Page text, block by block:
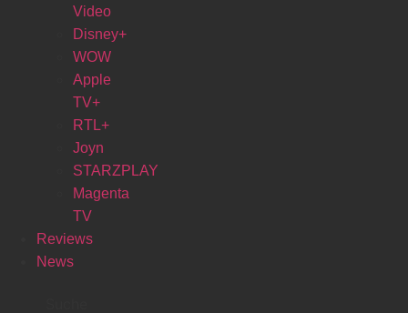
Video
Disney+
WOW
Apple
TV+
RTL+
Joyn
STARZPLAY
Magenta
TV
Reviews
News